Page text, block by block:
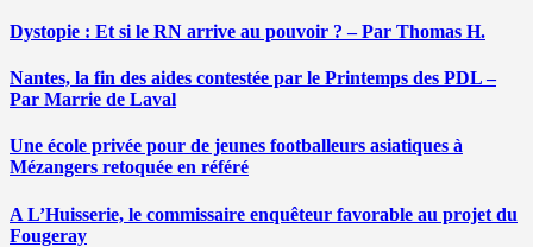
Dystopie : Et si le RN arrive au pouvoir ? – Par Thomas H.
Nantes, la fin des aides contestée par le Printemps des PDL –
Par Marrie de Laval
Une école privée pour de jeunes footballeurs asiatiques à
Mézangers retoquée en référé
A L’Huisserie, le commissaire enquêteur favorable au projet du
Fougeray